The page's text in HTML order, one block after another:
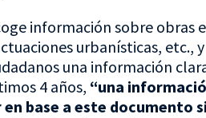
información sobre obras
urbanísticas, etc.,
una información
4 años, “una
base a este documento